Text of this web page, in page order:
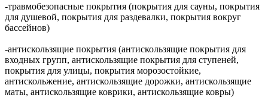
-травмобезопасные покрытия (покрытия для сауны, покрытия
для душевой, покрытия для раздевалки, покрытия вокруг
бассейнов)
-антискользящие покрытия (антискользящие покрытия для
входных групп, антискользящие покрытия для ступеней,
покрытия для улицы, покрытия морозостойкие,
антискольжение, антискользящие дорожки, антискользящие
маты, антискользящие коврики, антискользящие ковры)